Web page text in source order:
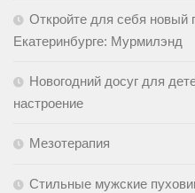
Откройте для себя новый
Екатеринбурге: Мурмилэнд
Новогодний досуг для
настроение
Мезотерапия
Стильные мужские